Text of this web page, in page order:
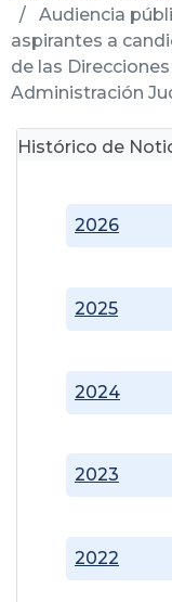
Audiencia
aspirantes a
de las
Administración
Histórico de
2022
2023
2024
2025
2026